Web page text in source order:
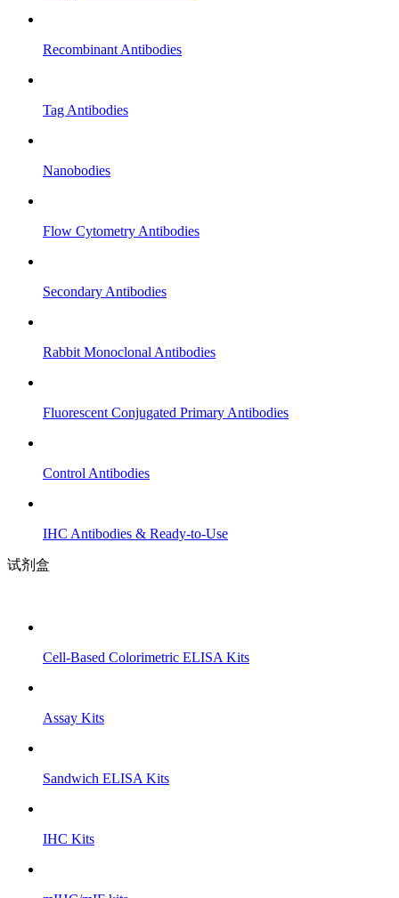
Recombinant Antibodies
Tag Antibodies
Nanobodies
Flow Cytometry Antibodies
Secondary Antibodies
Rabbit Monoclonal Antibodies
Fluorescent Conjugated Primary Antibodies
Control Antibodies
IHC Antibodies & Ready-to-Use
试剂盒
Cell-Based Colorimetric ELISA Kits
Assay Kits
Sandwich ELISA Kits
IHC Kits